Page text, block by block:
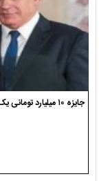
جایزه ۱۰ میلیارد تومانی یک سیاهکلی برای انتقام از ترامپ و نتانیاهو